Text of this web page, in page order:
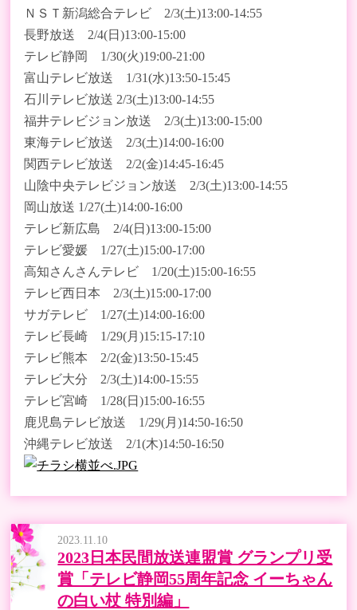
ＮＳＴ新潟総合テレビ 2/3(土)13:00-14:55
長野放送 2/4(日)13:00-15:00
テレビ静岡 1/30(火)19:00-21:00
富山テレビ放送 1/31(水)13:50-15:45
石川テレビ放送 2/3(土)13:00-14:55
福井テレビジョン放送 2/3(土)13:00-15:00
東海テレビ放送 2/3(土)14:00-16:00
関西テレビ放送 2/2(金)14:45-16:45
山陰中央テレビジョン放送 2/3(土)13:00-14:55
岡山放送 1/27(土)14:00-16:00
テレビ新広島 2/4(日)13:00-15:00
テレビ愛媛 1/27(土)15:00-17:00
高知さんさんテレビ 1/20(土)15:00-16:55
テレビ西日本 2/3(土)15:00-17:00
サガテレビ 1/27(土)14:00-16:00
テレビ長崎 1/29(月)15:15-17:10
テレビ熊本 2/2(金)13:50-15:45
テレビ大分 2/3(土)14:00-15:55
テレビ宮崎 1/28(日)15:00-16:55
鹿児島テレビ放送 1/29(月)14:50-16:50
沖縄テレビ放送 2/1(木)14:50-16:50
2023.11.10
2023日本民間放送連盟賞 グランプリ受
賞「テレビ静岡55周年記念 イーちゃん
の白い杖 特別編」